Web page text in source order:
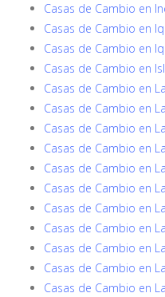
Casas de Cambio en
Casas de Cambio en
Casas de Cambio en
Casas de Cambio en
Casas de Cambio en
Casas de Cambio en
Casas de Cambio en
Casas de Cambio en
Casas de Cambio en
Casas de Cambio en
Casas de Cambio en
Casas de Cambio en
Casas de Cambio en
Casas de Cambio en
Casas de Cambio en